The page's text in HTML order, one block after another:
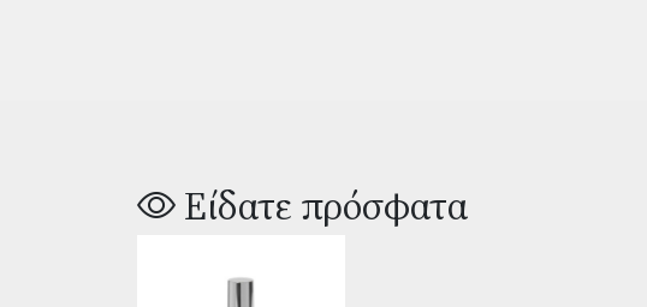
Είδατε πρόσφατα